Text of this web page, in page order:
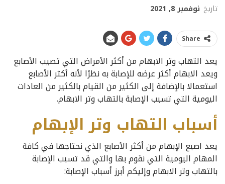
تاريخ نوفمبر 8, 2021
Share
يعد التهاب وتر الابهام من أكثر الأمراض التي تصيب الأصابع
ويعد الابهام أكثر عرضه للإصابة به نظرًا لأنه أكثر الأصابع
استعمالا بالإضافة إلى الكثير من القيام بالكثير من العادات
اليومية التي تسبب الإصابة بالتهاب وتر الابهام.
أسباب التهاب وتر الإبهام
يعد اصبع الإبهام من أكثر الأصابع الذي نحتاجها في كافة
المهام اليومية التي نقوم بها والتي قد تسبب الإصابة
بالتهاب وتر الابهام وإليكم أبرز أسباب الإصابة: